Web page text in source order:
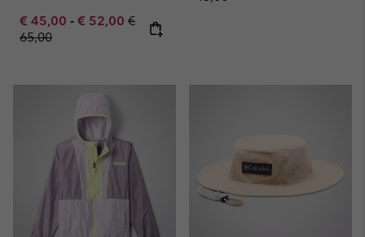
Minimum sale price:
€ 45,00 - Maximum sale price:
€ 52,00 Regular price:
€
65,00